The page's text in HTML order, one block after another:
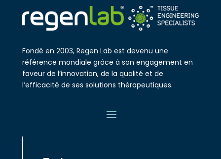
Fondé en 2003, Regen Lab est devenu une
référence mondiale grâce à son engagement en
faveur de l’innovation, de la qualité et de
l’efficacité de ses solutions thérapeutiques.